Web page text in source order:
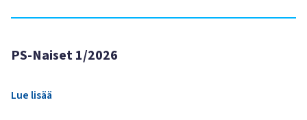
PS-Naiset 1/2026
Lue lisää